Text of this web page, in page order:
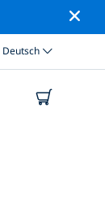
Deutsch